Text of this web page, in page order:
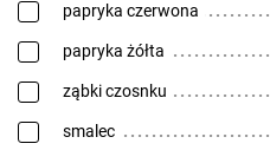
papryka czerwona
papryka żółta
ząbki czosnku
smalec